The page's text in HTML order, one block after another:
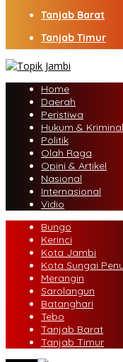
Tanjab Barat
Tanjab Timur
Home
Daerah
Peristiwa
Hukum & Kriminal
Politik
Olah Raga
Opini & Artikel
Nasional
Internasional
Vidio
Bungo
Kerinci
Kota Jambi
Kota Sungai
Merangin
Sarolangun
Batanghari
Tebo
Tanjab Barat
Tanjab Timur